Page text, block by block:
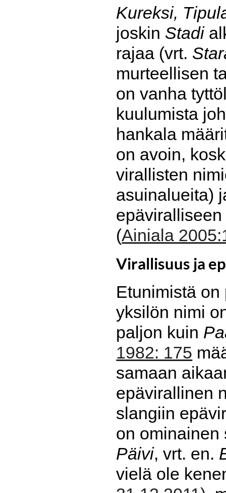
Kureksi,
joskin Stadi
rajaa (vrt.
murteellisen
on vanha
kuulumista
hankala
on avoin,
virallisten
asuinalueita)
(Ainiala
Virallisuus ja
Etunimistä
yksilön nimi
paljon kuin
1982: 175
samaan
epävirallinen
slangiin
on ominainen
Päivi, vrt. en.
vielä ole